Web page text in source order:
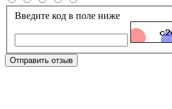
Введите код в поле ниже
Отправить отзыв